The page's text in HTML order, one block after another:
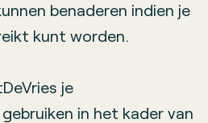
benaderen indien je
kunt worden.
je
in het kader van